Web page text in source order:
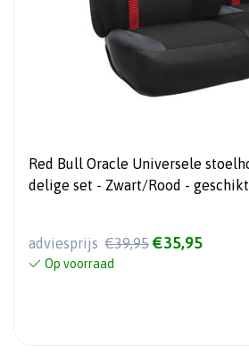
Red Bull Oracle Universele
delige set - Zwart/Rood -
adviesprijs €39,95 €35,95
Op voorraad